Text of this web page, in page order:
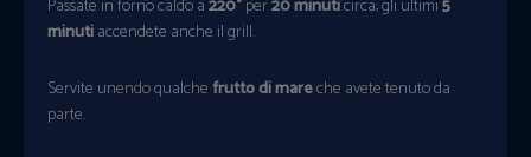
Passate in forno caldo a220°per20 minuticirca; gli ultimi5
minutiaccendete anche il grill.
Servite unendo qualchefrutto di mareche avete tenuto da
parte.